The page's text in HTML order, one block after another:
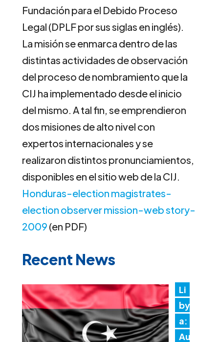
Fundación para el Debido Proceso
Legal (DPLF por sus siglas en inglés).
La misión se enmarca dentro de las
distintas actividades de observación
del proceso de nombramiento que la
CIJ ha implementado desde el inicio
del mismo. A tal fin, se emprendieron
dos misiones de alto nivel con
expertos internacionales y se
realizaron distintos pronunciamientos,
disponibles en el sitio web de la CIJ.
Honduras-election magistrates-
election observer mission-web story-
2009 (en PDF)
Recent News
Li
by
a:
Au